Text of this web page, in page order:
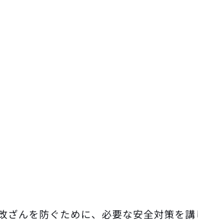
んを防ぐために、必要な安全対策を講